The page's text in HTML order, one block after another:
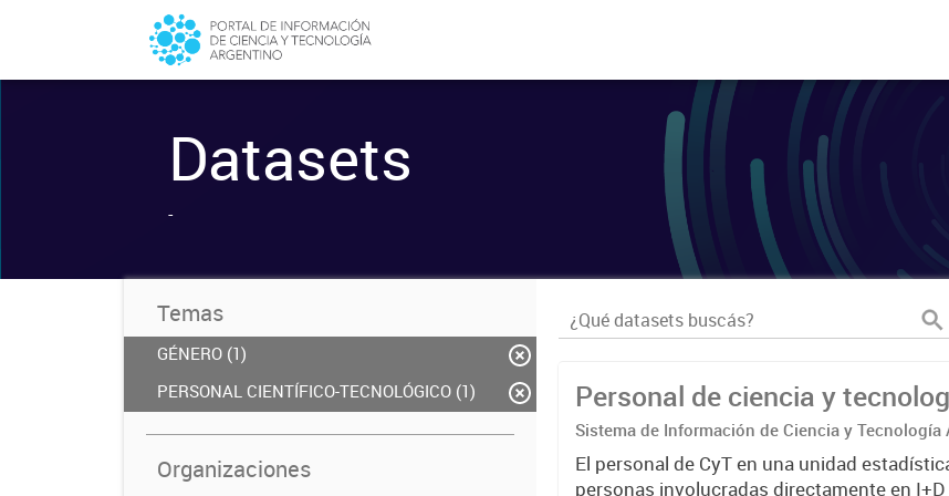
Datasets
-
Temas
GÉNERO (1)
PERSONAL CIENTÍFICO-TECNOLÓGICO (1)
Organizaciones
Personal de ciencia y
Sistema de Información de Ciencia y Tecnología
El personal de CyT en una unidad
personas involucradas directamente en